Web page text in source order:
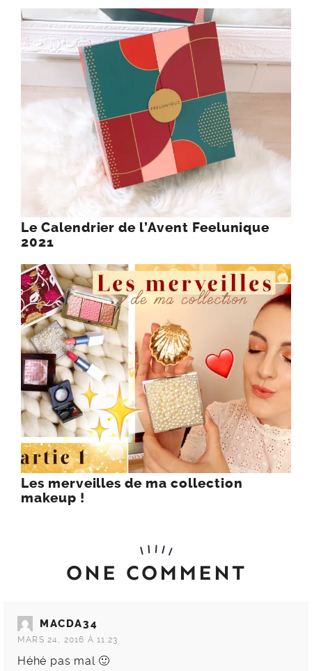
Le Calendrier de l’Avent Feelunique
2021
Les merveilles de ma collection
makeup !
ONE COMMENT
MACDA34
MARS 24, 2016 À 11:23
Héhé pas mal 🙂